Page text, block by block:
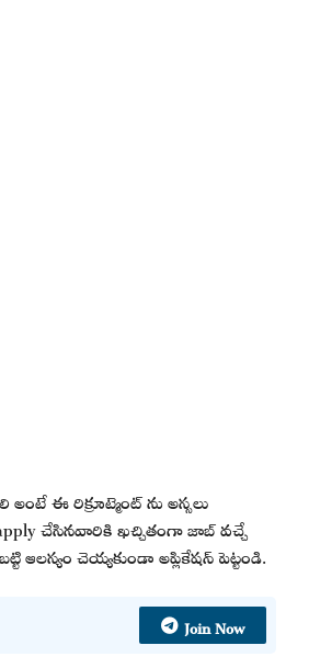
ఈ రిక్రూట్మెంట్ ను అస్సలు
చేసినవారికి ఖచ్చితంగా జాబ్ వచ్చే
ఆలస్యం చెయ్యకుండా అప్లికేషన్ పెట్టండి.
Join Now